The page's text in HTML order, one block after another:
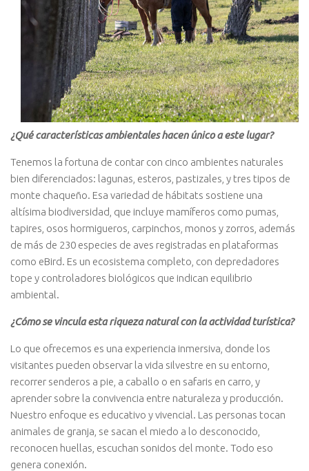
¿Qué características ambientales hacen único a este lugar?
Tenemos la fortuna de contar con cinco ambientes naturales
bien diferenciados: lagunas, esteros, pastizales, y tres tipos de
monte chaqueño. Esa variedad de hábitats sostiene una
altísima biodiversidad, que incluye mamíferos como pumas,
tapires, osos hormigueros, carpinchos, monos y zorros, además
de más de 230 especies de aves registradas en plataformas
como eBird. Es un ecosistema completo, con depredadores
tope y controladores biológicos que indican equilibrio
ambiental.
¿Cómo se vincula esta riqueza natural con la actividad turística?
Lo que ofrecemos es una experiencia inmersiva, donde los
visitantes pueden observar la vida silvestre en su entorno,
recorrer senderos a pie, a caballo o en safaris en carro, y
aprender sobre la convivencia entre naturaleza y producción.
Nuestro enfoque es educativo y vivencial. Las personas tocan
animales de granja, se sacan el miedo a lo desconocido,
reconocen huellas, escuchan sonidos del monte. Todo eso
genera conexión.